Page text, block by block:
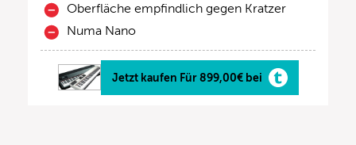
Oberfläche empfindlich gegen Kratzer
Numa Nano
Jetzt kaufen Für 899,00€ bei